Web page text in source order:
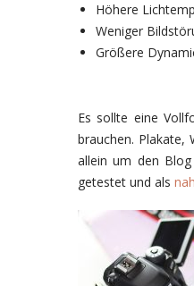
Höhere
Weniger
Größere
Es sollte eine
brauchen. Plakate,
allein um den
getestet und als